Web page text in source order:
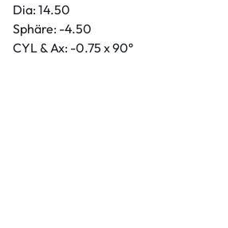
Dia: 14.50
Sphäre: -4.50
CYL & Ax: -0.75 x 90°